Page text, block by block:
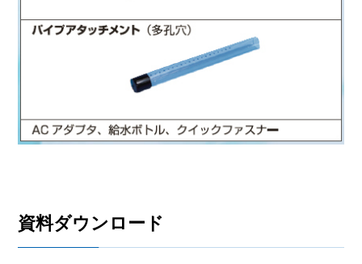
資料ダウンロード